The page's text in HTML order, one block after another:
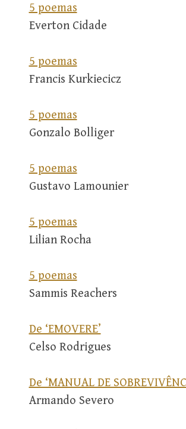
5 poemas
Everton Cidade
5 poemas
Francis Kurkiecicz
5 poemas
Gonzalo Bolliger
5 poemas
Gustavo Lamounier
5 poemas
Lilian Rocha
5 poemas
Sammis Reachers
De ‘EMOVERE’
Celso Rodrigues
De ‘MANUAL DE
Armando Severo